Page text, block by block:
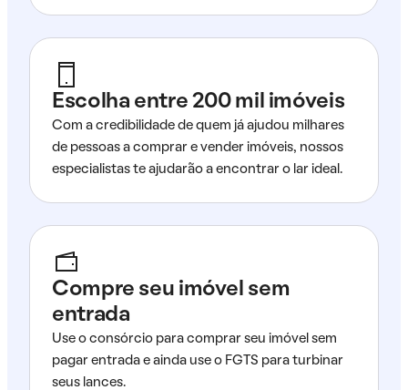
Escolha entre 200 mil imóveis
Com a credibilidade de quem já ajudou milhares
de pessoas a comprar e vender imóveis, nossos
especialistas te ajudarão a encontrar o lar ideal.
Compre seu imóvel sem
entrada
Use o consórcio para comprar seu imóvel sem
pagar entrada e ainda use o FGTS para turbinar
seus lances.